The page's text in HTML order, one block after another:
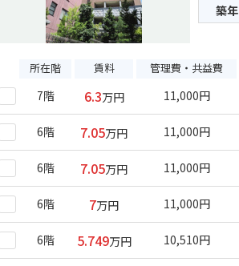
築年
所在階 賃料 管理費・共益費
7階 6.3万円 11,000円
6階 7.05万円 11,000円
6階 7.05万円 11,000円
6階 7万円 11,000円
6階 5.749万円 10,510円